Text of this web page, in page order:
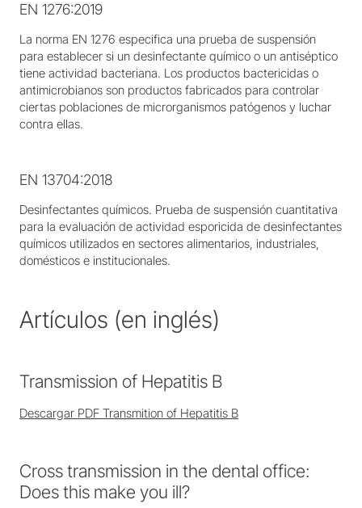
EN 1276:2019
La norma EN 1276 especifica una prueba de suspensión
para establecer si un desinfectante químico o un antiséptico
tiene actividad bacteriana. Los productos bactericidas o
antimicrobianos son productos fabricados para controlar
ciertas poblaciones de microrganismos patógenos y luchar
contra ellas.
EN 13704:2018
Desinfectantes químicos. Prueba de suspensión cuantitativa
para la evaluación de actividad esporicida de desinfectantes
químicos utilizados en sectores alimentarios, industriales,
domésticos e institucionales.
Artículos (en inglés)
Transmission of Hepatitis B
Descargar PDF Transmition of Hepatitis B
Cross transmission in the dental office:
Does this make you ill?